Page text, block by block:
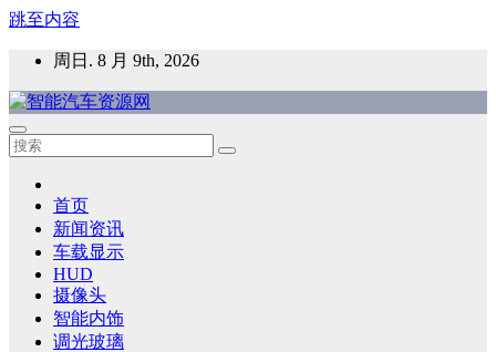
跳至内容
周日. 8 月 9th, 2026
智能汽车资源网
智能表面，智能内饰，新能源汽车，HMI，人车交互，智能车
首页
新闻资讯
车载显示
HUD
摄像头
智能内饰
调光玻璃